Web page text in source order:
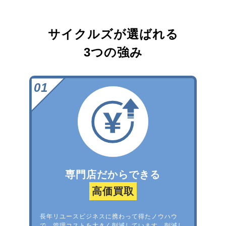
サイクルズが選ばれる
3つの強み
専門店だからできる
高価買取
長年リユースビジネスに携わって得たノウハウ